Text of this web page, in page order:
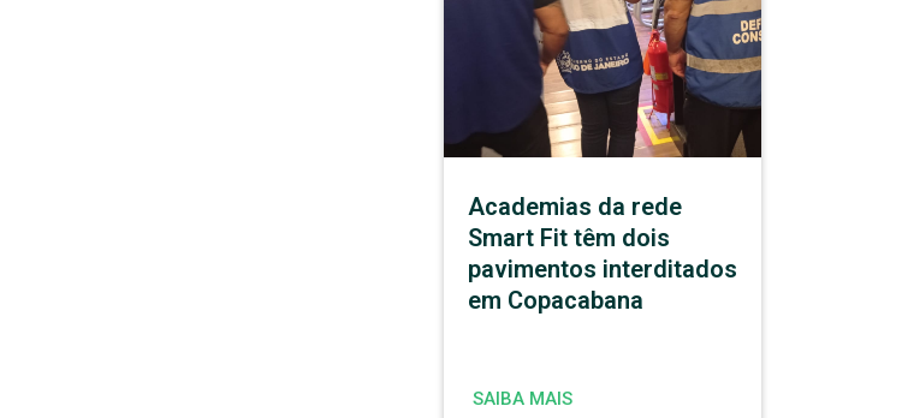
Academias da rede
Smart Fit têm dois
pavimentos interditados
em Copacabana
SAIBA MAIS